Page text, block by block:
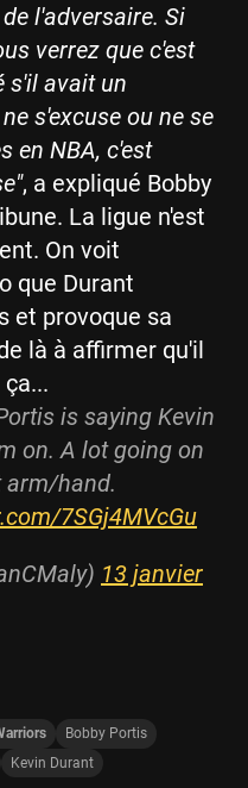
l'adversaire. Si
verrez que c'est
s'il avait un
s'excuse ou ne se
en NBA, c'est
, a expliqué Bobby
La ligue n'est
On voit
que Durant
et provoque sa
là à affirmer qu'il
is saying Kevin
on. A lot going on
arm/hand.
7SGj4MVcGu
13 janvier
Bobby Portis
Kevin Durant